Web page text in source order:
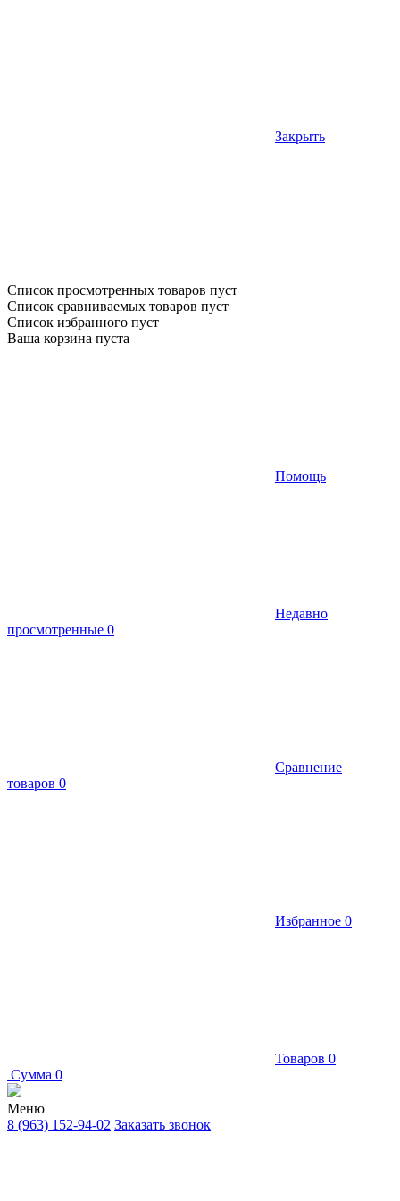
Закрыть
Список просмотренных товаров пуст
Список сравниваемых товаров пуст
Список избранного пуст
Ваша корзина пуста
Помощь
Недавно
просмотренные 0
Сравнение
товаров 0
Избранное 0
Товаров 0
Сумма 0
Меню
8 (963) 152-94-02 Заказать звонок